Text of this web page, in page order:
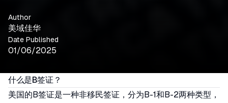
Author
美域佳华
Date Published
01/06/2025
什么是B签证？
美国的B签证是一种非移民签证，分为B-1和B-2两种类型，